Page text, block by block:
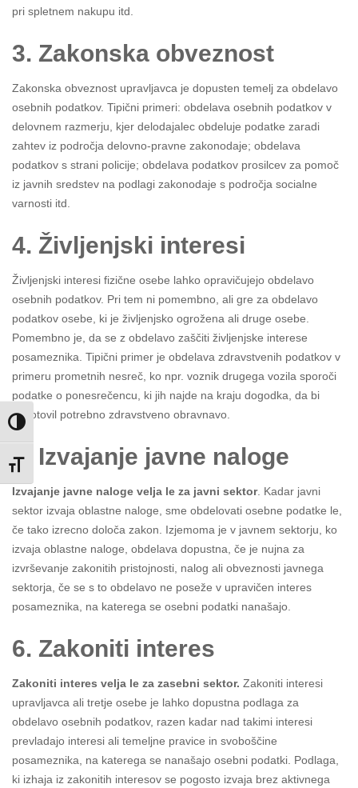
Toggle High Contrast
Toggle Font size
pri spletnem nakupu itd.
3. Zakonska obveznost
Zakonska obveznost upravljavca je dopusten temelj za obdelavo
osebnih podatkov. Tipični primeri: obdelava osebnih podatkov v
delovnem razmerju, kjer delodajalec obdeluje podatke zaradi
zahtev iz področja delovno-pravne zakonodaje; obdelava
podatkov s strani policije; obdelava podatkov prosilcev za pomoč
iz javnih sredstev na podlagi zakonodaje s področja socialne
varnosti itd.
4. Življenjski interesi
Življenjski interesi fizične osebe lahko opravičujejo obdelavo
osebnih podatkov. Pri tem ni pomembno, ali gre za obdelavo
podatkov osebe, ki je življenjsko ogrožena ali druge osebe.
Pomembno je, da se z obdelavo zaščiti življenjske interese
posameznika. Tipični primer je obdelava zdravstvenih podatkov v
primeru prometnih nesreč, ko npr. voznik drugega vozila sporoči
podatke o ponesrečencu, ki jih najde na kraju dogodka, da bi
zagotovil potrebno zdravstveno obravnavo.
5. Izvajanje javne naloge
Izvajanje javne naloge velja le za javni sektor. Kadar javni
sektor izvaja oblastne naloge, sme obdelovati osebne podatke le,
če tako izrecno določa zakon. Izjemoma je v javnem sektorju, ko
izvaja oblastne naloge, obdelava dopustna, če je nujna za
izvrševanje zakonitih pristojnosti, nalog ali obveznosti javnega
sektorja, če se s to obdelavo ne poseže v upravičen interes
posameznika, na katerega se osebni podatki nanašajo.
6. Zakoniti interes
Zakoniti interes velja le za zasebni sektor. Zakoniti interesi
upravljavca ali tretje osebe je lahko dopustna podlaga za
obdelavo osebnih podatkov, razen kadar nad takimi interesi
prevladajo interesi ali temeljne pravice in svoboščine
posameznika, na katerega se nanašajo osebni podatki. Podlaga,
ki izhaja iz zakonitih interesov se pogosto izvaja brez aktivnega